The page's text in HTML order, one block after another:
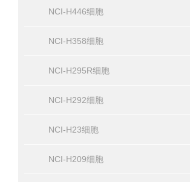
NCI-H446细胞
NCI-H358细胞
NCI-H295R细胞
NCI-H292细胞
NCI-H23细胞
NCI-H209细胞